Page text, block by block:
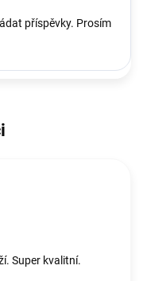
příspěvky. Prosím
Super kvalitní.